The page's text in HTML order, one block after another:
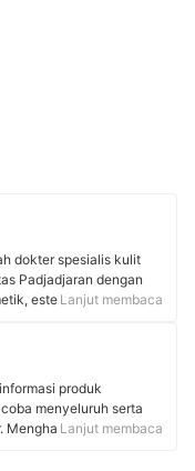
dokter spesialis kulit
Padjadjaran dengan
estetik, dan tumor
mengedukasi
kulit dan estetik melalui
sosial demi
Edukasinya
kesehatan kulit dan
Lanjut membaca
produk
menyeluruh serta
Menghasilkan konten
Lanjut membaca